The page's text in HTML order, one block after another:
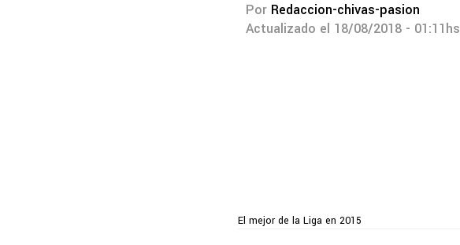
Por Redaccion-chivas-pasion
Actualizado el 18/08/2018 -
El mejor de la Liga en 2015